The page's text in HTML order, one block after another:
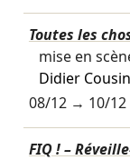
Toutes les
mise en
Didier Cousin
08/12→ 10/12
FIQ ! –